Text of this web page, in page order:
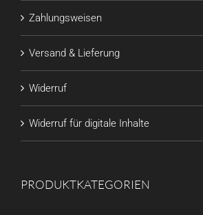
Zahlungsweisen
Versand & Lieferung
Widerruf
Widerruf für digitale Inhalte
PRODUKTKATEGORIEN